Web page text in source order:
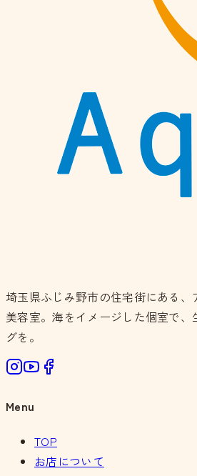
埼玉県ふじみ野市の住宅街にある、
美容室。海をイメージした個室で、
グを。
Menu
TOP
お店について